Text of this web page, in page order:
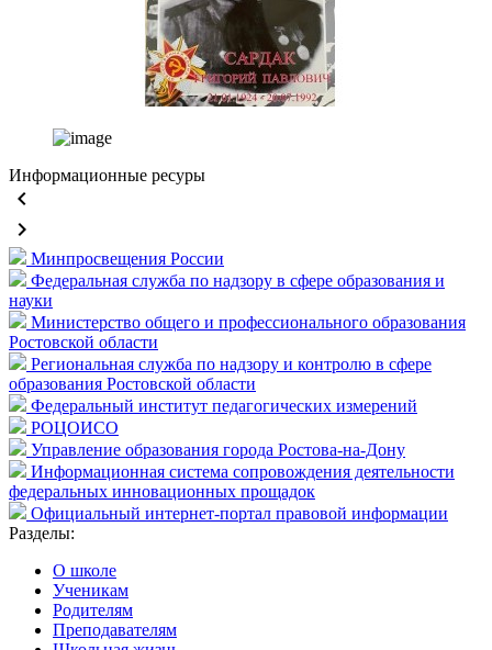
Информационные ресуры
keyboard_arrow_left
keyboard_arrow_right
Минпросвещения России
Федеральная служба по надзору в сфере образования и
науки
Министерство общего и профессионального образования
Ростовской области
Региональная служба по надзору и контролю в сфере
образования Ростовской области
Федеральный институт педагогических измерений
РОЦОИСО
Управление образования города Ростова-на-Дону
Информационная система сопровождения деятельности
федеральных инновационных прощадок
Официальный интернет-портал правовой информации
Разделы:
О школе
Ученикам
Родителям
Преподавателям